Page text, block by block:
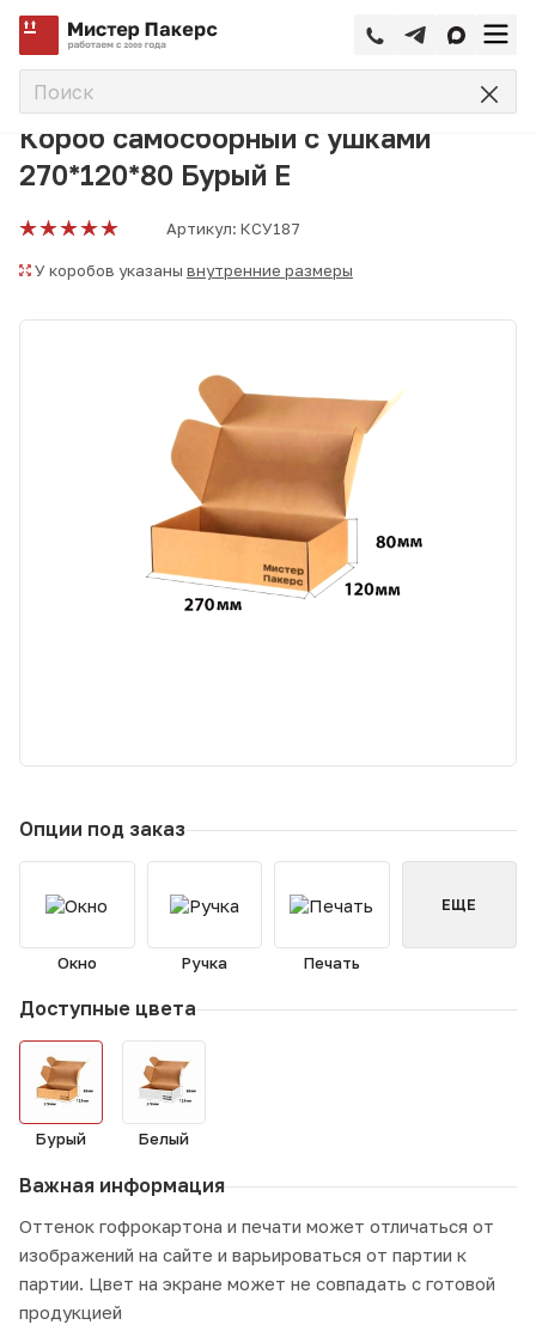
Главная Короб
Короб самосборный с ушками
270*120*80 Бурый Е
Артикул: КСУ187
У коробов указаны внутренние размеры
Опции под заказ
Окно Ручка Печать
ЕЩЕ
Доступные цвета
Бурый Белый
Важная информация
Оттенок гофрокартона и печати может отличаться от
изображений на сайте и варьироваться от партии к
партии. Цвет на экране может не совпадать с готовой
продукцией